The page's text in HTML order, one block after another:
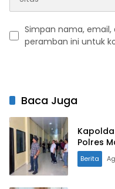
Simpan nama, email,
peramban ini untuk
Baca Juga
Berita